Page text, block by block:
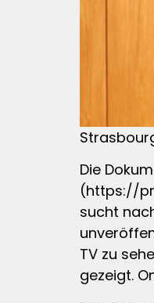
Die
(https://
sucht
TV zu
gezeigt.